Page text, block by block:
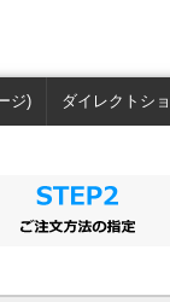
ジ) ダイレクトシ